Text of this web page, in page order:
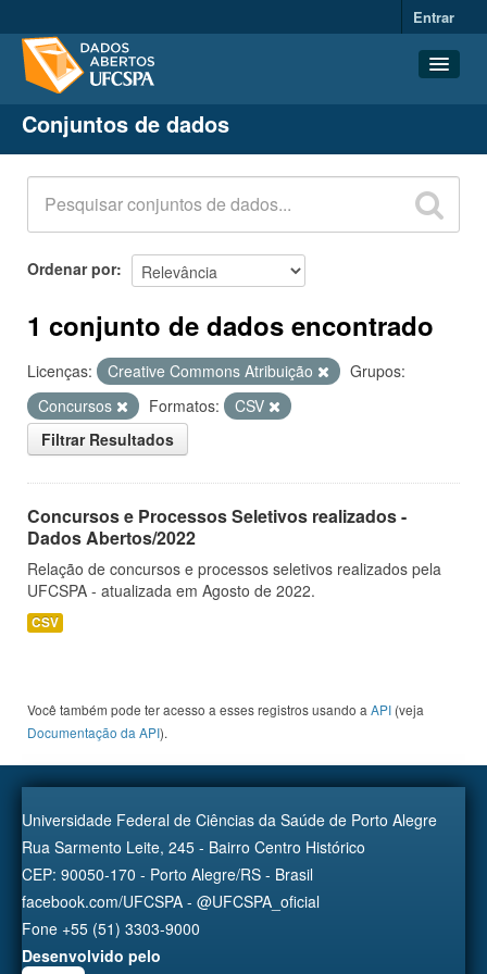
Entrar
Conjuntos de dados
Organizações
Grupos
Sobre
Conjuntos de dados
Ordenar por
1 conjunto de dados encontrado
Licenças: Creative Commons Atribuição
Grupos:
Concursos
Formatos:
CSV
Filtrar Resultados
Concursos e Processos Seletivos realizados -
Dados Abertos/2022
Relação de concursos e processos seletivos realizados pela
UFCSPA - atualizada em Agosto de 2022.
CSV
Você também pode ter acesso a esses registros usando a API (veja
Documentação da API).
Universidade Federal de Ciências da Saúde de Porto Alegre
Rua Sarmento Leite, 245 - Bairro Centro Histórico
CEP: 90050-170 - Porto Alegre/RS - Brasil
facebook.com/UFCSPA - @UFCSPA_oficial
Fone +55 (51) 3303-9000
Desenvolvido pelo